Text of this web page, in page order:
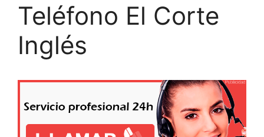
Teléfono El Corte
Inglés